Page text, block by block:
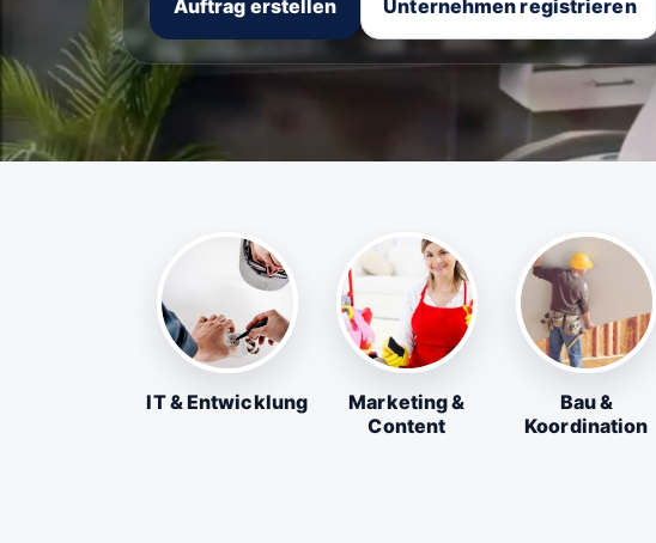
Auftrag erstellen Unternehmen registrieren
IT & Entwicklung
Marketing &
Content
Bau &
Koordination